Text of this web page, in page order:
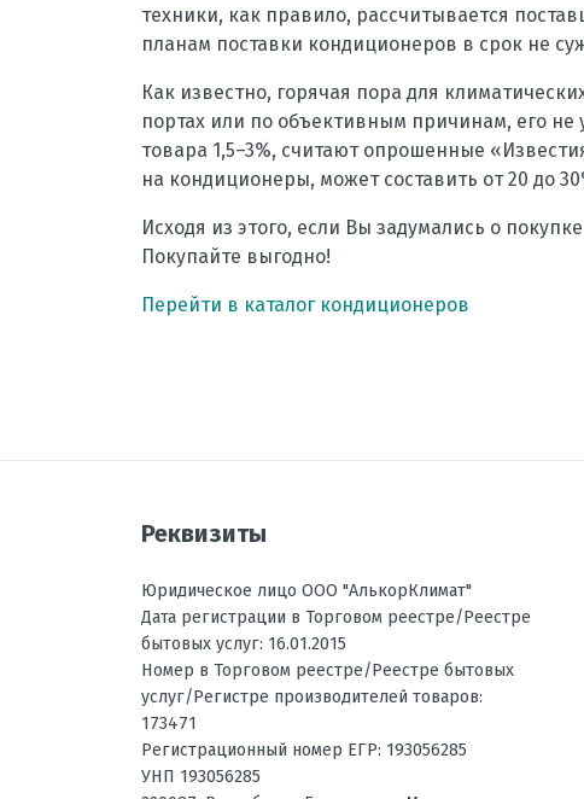
техники, как правило, рассчитывается
планам поставки кондиционеров в срок не
Как известно, горячая пора для
портах или по объективным причинам, его не
товара 1,5–3%, считают опрошенные
на кондиционеры, может составить от 20 до
Исходя из этого, если Вы задумались о
Покупайте выгодно!
Перейти в каталог кондиционеров
Реквизиты
Юридическое лицо ООО "АлькорКлимат"
Дата регистрации в Торговом реестре/Реестре
бытовых услуг: 16.01.2015
Номер в Торговом реестре/Реестре бытовых
услуг/Регистре производителей товаров:
173471
Регистрационный номер ЕГР: 193056285
УНП 193056285